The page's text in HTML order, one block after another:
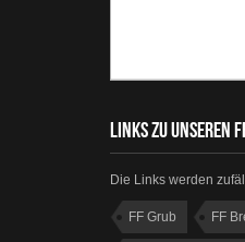
LINKS ZU UNSEREN
Die Links werden
FF Grub FF